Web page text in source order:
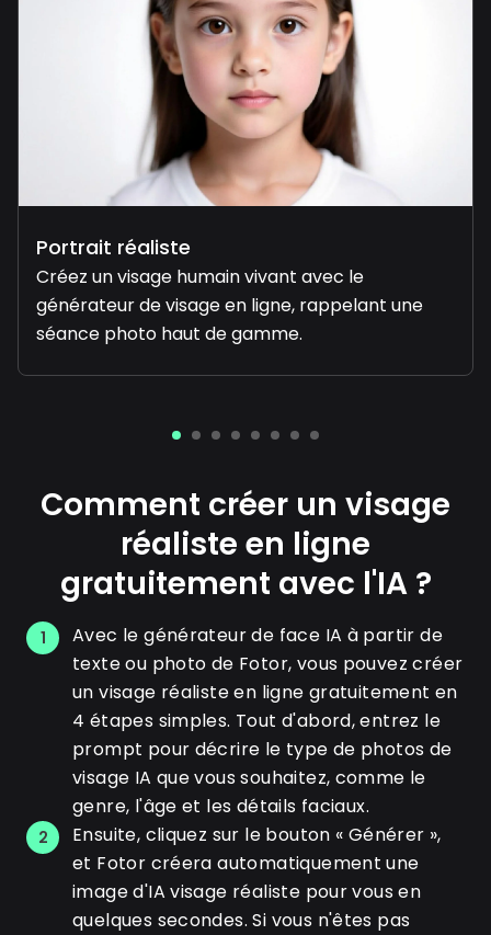
Portrait réaliste
Créez un visage humain vivant avec le
générateur de visage en ligne, rappelant une
séance photo haut de gamme.
Comment créer un visage
réaliste en ligne
gratuitement avec l'IA ?
1
Avec le générateur de face IA à partir de
texte ou photo de Fotor, vous pouvez créer
un visage réaliste en ligne gratuitement en
4 étapes simples. Tout d'abord, entrez le
prompt pour décrire le type de photos de
visage IA que vous souhaitez, comme le
genre, l'âge et les détails faciaux.
2
Ensuite, cliquez sur le bouton « Générer »,
et Fotor créera automatiquement une
image d'IA visage réaliste pour vous en
quelques secondes. Si vous n'êtes pas